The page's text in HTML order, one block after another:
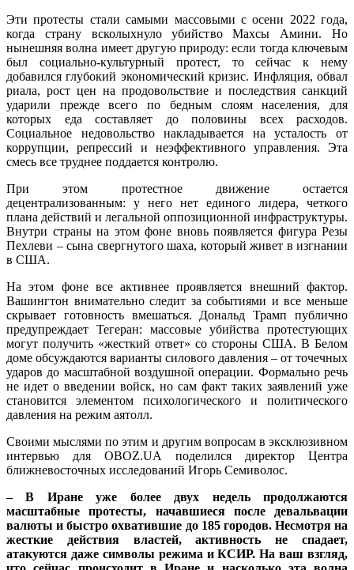
Эти протесты стали самыми массовыми с осени 2022 года,
когда страну всколыхнуло убийство Махсы Амини. Но
нынешняя волна имеет другую природу: если тогда ключевым
был социально-культурный протест, то сейчас к нему
добавился глубокий экономический кризис. Инфляция, обвал
риала, рост цен на продовольствие и последствия санкций
ударили прежде всего по бедным слоям населения, для
которых еда составляет до половины всех расходов.
Социальное недовольство накладывается на усталость от
коррупции, репрессий и неэффективного управления. Эта
смесь все труднее поддается контролю.
При этом протестное движение остается
децентрализованным: у него нет единого лидера, четкого
плана действий и легальной оппозиционной инфраструктуры.
Внутри страны на этом фоне вновь появляется фигура Резы
Пехлеви – сына свергнутого шаха, который живет в изгнании
в США.
На этом фоне все активнее проявляется внешний фактор.
Вашингтон внимательно следит за событиями и все меньше
скрывает готовность вмешаться. Дональд Трамп публично
предупреждает Тегеран: массовые убийства протестующих
могут получить «жесткий ответ» со стороны США. В Белом
доме обсуждаются варианты силового давления – от точечных
ударов до масштабной воздушной операции. Формально речь
не идет о введении войск, но сам факт таких заявлений уже
становится элементом психологического и политического
давления на режим аятолл.
Своими мыслями по этим и другим вопросам в эксклюзивном
интервью для OBOZ.UA поделился директор Центра
ближневосточных исследований Игорь Семиволос.
– В Иране уже более двух недель продолжаются
масштабные протесты, начавшиеся после девальвации
валюты и быстро охватившие до 185 городов. Несмотря на
жесткие действия властей, активность не спадает,
атакуются даже символы режима и КСИР. На ваш взгляд,